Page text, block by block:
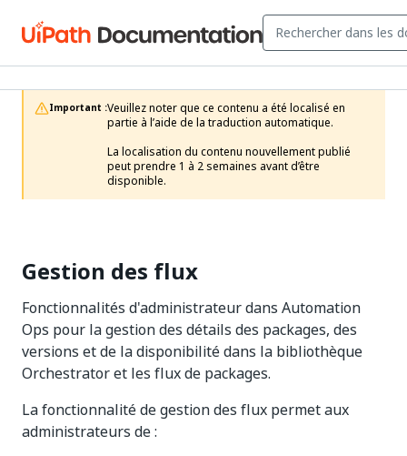
Important :Veuillez noter que ce contenu a été localisé en
partie à l’aide de la traduction automatique.
La localisation du contenu nouvellement publié
peut prendre 1 à 2 semaines avant d’être
disponible.
Gestion des flux
Fonctionnalités d'administrateur dans Automation
Ops pour la gestion des détails des packages, des
versions et de la disponibilité dans la bibliothèque
Orchestrator et les flux de packages.
La fonctionnalité de gestion des flux permet aux
administrateurs de :